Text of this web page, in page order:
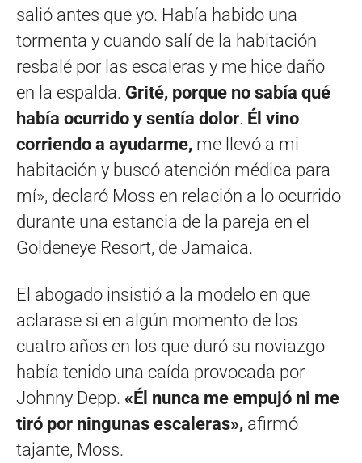
salió antes que yo. Había habido una
tormenta y cuando salí de la habitación
resbalé por las escaleras y me hice daño
en la espalda. Grité, porque no sabía qué
había ocurrido y sentía dolor. Él vino
corriendo a ayudarme, me llevó a mi
habitación y buscó atención médica para
mí», declaró Moss en relación a lo ocurrido
durante una estancia de la pareja en el
Goldeneye Resort, de Jamaica.
El abogado insistió a la modelo en que
aclarase si en algún momento de los
cuatro años en los que duró su noviazgo
había tenido una caída provocada por
Johnny Depp. «Él nunca me empujó ni me
tiró por ningunas escaleras», afirmó
tajante, Moss.